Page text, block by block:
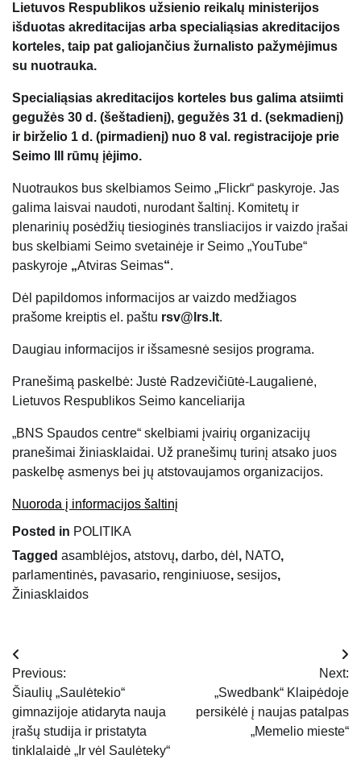
Lietuvos Respublikos užsienio reikalų ministerijos
išduotas akreditacijas arba specialiąsias akreditacijos
korteles, taip pat galiojančius žurnalisto pažymėjimus
su nuotrauka.
Specialiąsias akreditacijos korteles bus galima atsiimti
gegužės 30 d. (šeštadienį), gegužės 31 d. (sekmadienį)
ir birželio 1 d. (pirmadienį) nuo 8 val. registracijoje prie
Seimo III rūmų įėjimo.
Nuotraukos bus skelbiamos Seimo „Flickr“ paskyroje. Jas
galima laisvai naudoti, nurodant šaltinį. Komitetų ir
plenarinių posėdžių tiesioginės transliacijos ir vaizdo įrašai
bus skelbiami Seimo svetainėje ir Seimo „YouTube“
paskyroje „Atviras Seimas“.
Dėl papildomos informacijos ar vaizdo medžiagos
prašome kreiptis el. paštu rsv@lrs.lt.
Daugiau informacijos ir išsamesnė sesijos programa.
Pranešimą paskelbė: Justė Radzevičiūtė-Laugalienė,
Lietuvos Respublikos Seimo kanceliarija
„BNS Spaudos centre“ skelbiami įvairių organizacijų
pranešimai žiniasklaidai. Už pranešimų turinį atsako juos
paskelbę asmenys bei jų atstovaujamos organizacijos.
Nuoroda į informacijos šaltinį
Posted in POLITIKA
Tagged asamblėjos, atstovų, darbo, dėl , NATO,
parlamentinės, pavasario, renginiuose, sesijos,
Žiniasklaidos
Navigacija
tarp
įrašų
Previous:
Šiaulių „Saulėtekio“
gimnazijoje atidaryta nauja
įrašų studija ir pristatyta
tinklalaidė „Ir vėl Saulėteky“
Next:
„Swedbank“ Klaipėdoje
persikėlė į naujas patalpas
„Memelio mieste“